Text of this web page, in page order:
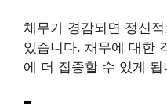
채무가 경감되면 정신
있습니다. 채무에 대한
에 더 집중할 수 있게 됩